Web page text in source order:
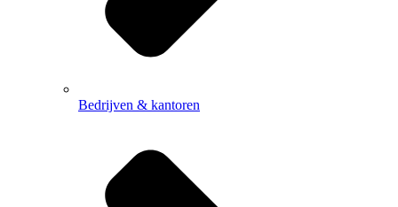
Bedrijven & kantoren